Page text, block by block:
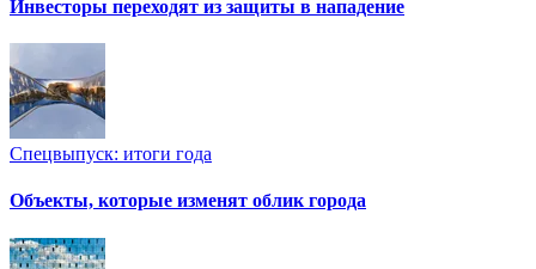
Инвесторы переходят из защиты в нападение
Спецвыпуск: итоги года
Объекты, которые изменят облик города